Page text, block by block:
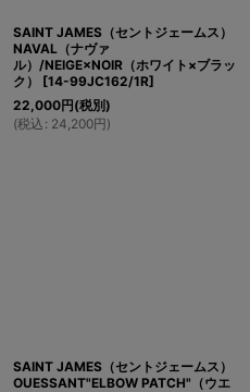
SAINT JAMES（セントジェームス）
NAVAL（ナヴァ
ル）/NEIGE×NOIR（ホワイト×ブラッ
ク）
[14-99JC162/1R]
22,000円(税別)
(税込 : 24,200円)
SAINT JAMES（セントジェームス）
OUESSANT"ELBOW PATCH"（ウエ